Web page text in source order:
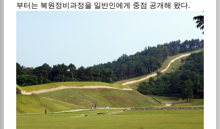
부터는 복원정비과정을 일반인에게 중점 공개해 왔다.